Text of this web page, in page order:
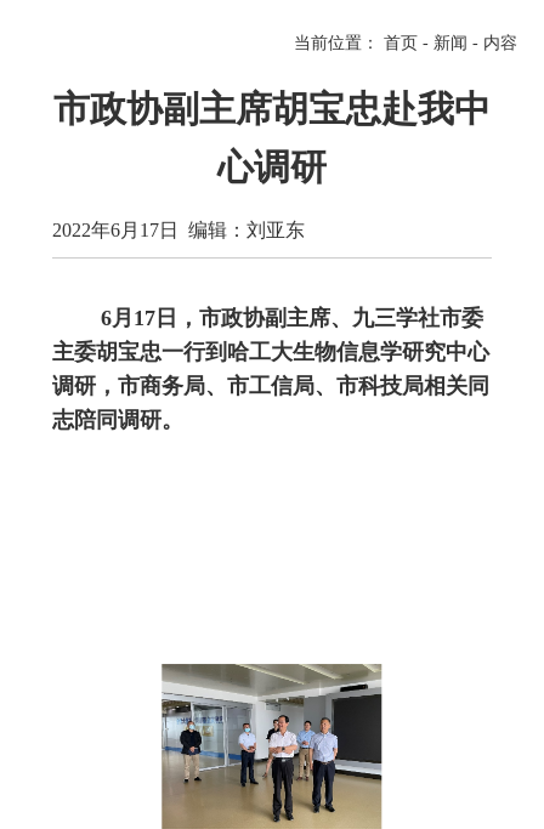
当前位置： 首页 - 新闻 - 内容
市政协副主席胡宝忠赴我中
心调研
2022年6月17日 编辑：刘亚东
6月17日，市政协副主席、九三学社市委
主委胡宝忠一行到哈工大生物信息学研究中心
调研，市商务局、市工信局、市科技局相关同
志陪同调研。